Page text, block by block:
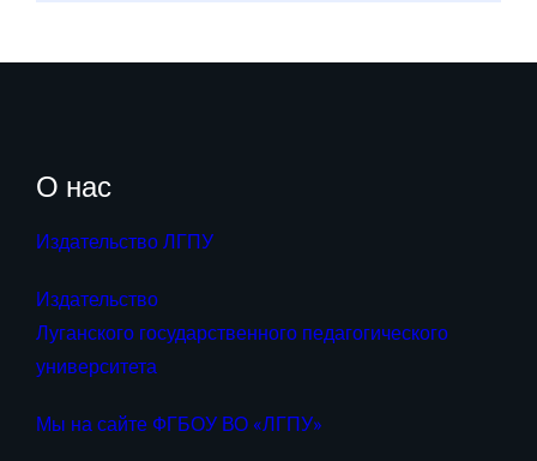
О нас
Издательство ЛГПУ
Издательство
Луганского государственного педагогического
университета
Мы на сайте ФГБОУ ВО «ЛГПУ»